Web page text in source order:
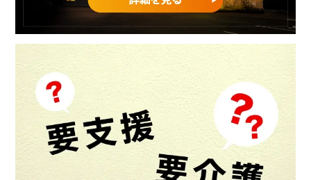
TOP
トップページ